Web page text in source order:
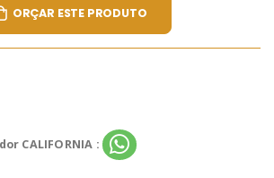
ORÇAR ESTE PRODUTO
CALIFORNIA :